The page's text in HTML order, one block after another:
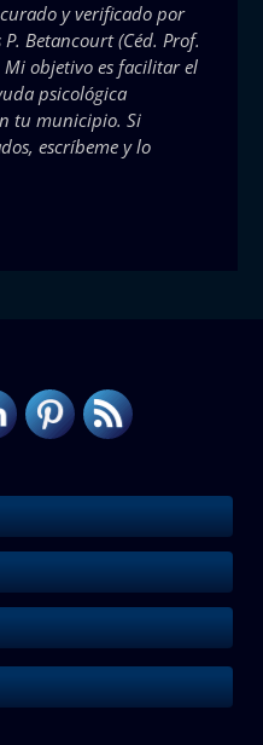
y verificado por
P. Betancourt(Céd. Prof.
Mi objetivo es facilitar el
psicológica
tu municipio. Si
escríbeme y lo